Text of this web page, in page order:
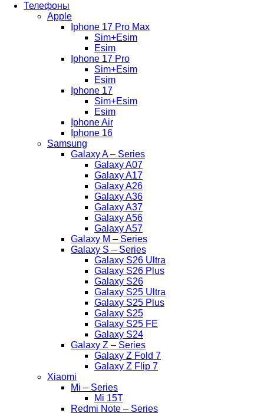
Телефоны
Apple
Iphone 17 Pro Max
Sim+Esim
Esim
Iphone 17 Pro
Sim+Esim
Esim
Iphone 17
Sim+Esim
Esim
Iphone Air
Iphone 16
Samsung
Galaxy A – Series
Galaxy A07
Galaxy A17
Galaxy A26
Galaxy A36
Galaxy A37
Galaxy A56
Galaxy A57
Galaxy M – Series
Galaxy S – Series
Galaxy S26 Ultra
Galaxy S26 Plus
Galaxy S26
Galaxy S25 Ultra
Galaxy S25 Plus
Galaxy S25
Galaxy S25 FE
Galaxy S24
Galaxy Z – Series
Galaxy Z Fold 7
Galaxy Z Flip 7
Xiaomi
Mi – Series
Mi 15T
Redmi Note – Series